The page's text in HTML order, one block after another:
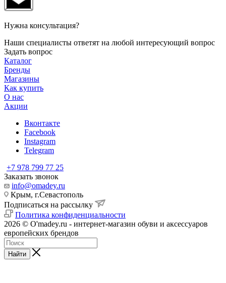
Нужна консультация?
Наши специалисты ответят на любой интересующий вопрос
Задать вопрос
Каталог
Бренды
Магазины
Как купить
О нас
Акции
Вконтакте
Facebook
Instagram
Telegram
+7 978 799 77 25
Заказать звонок
info@omadey.ru
Крым, г.Севастополь
Подписаться на рассылку
Политика конфиденциальности
2026 © O'madey.ru - интернет-магазин обуви и аксессуаров
европейских брендов
Найти